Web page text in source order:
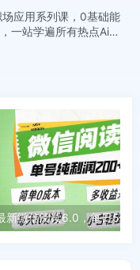
场应用系列课，0基础能
一站学遍所有热点Ai办